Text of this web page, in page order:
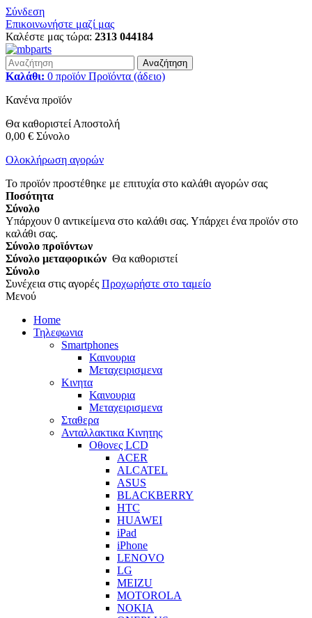
Σύνδεση
Επικοινωνήστε μαζί μας
Καλέστε μας τώρα: 2313 044184
Αναζήτηση
Καλάθι: 0 προϊόν Προϊόντα (άδειο)
Κανένα προϊόν
Θα καθοριστεί Αποστολή
0,00 € Σύνολο
Ολοκλήρωση αγορών
Το προϊόν προστέθηκε με επιτυχία στο καλάθι αγορών σας
Ποσότητα
Σύνολο
Υπάρχουν 0 αντικείμενα στο καλάθι σας. Υπάρχει ένα προϊόν στο
καλάθι σας.
Σύνολο προϊόντων
Σύνολο μεταφορικών Θα καθοριστεί
Σύνολο
Συνέχεια στις αγορές Προχωρήστε στο ταμείο
Μενού
Home
Τηλεφωνια
Smartphones
Καινουρια
Μεταχειρισμενα
Κινητα
Καινουρια
Μεταχειρισμενα
Σταθερα
Ανταλλακτικα Κινητης
Οθονες LCD
ACER
ALCATEL
ASUS
BLACKBERRY
HTC
HUAWEI
iPad
iPhone
LENOVO
LG
MEIZU
MOTOROLA
NOKIA